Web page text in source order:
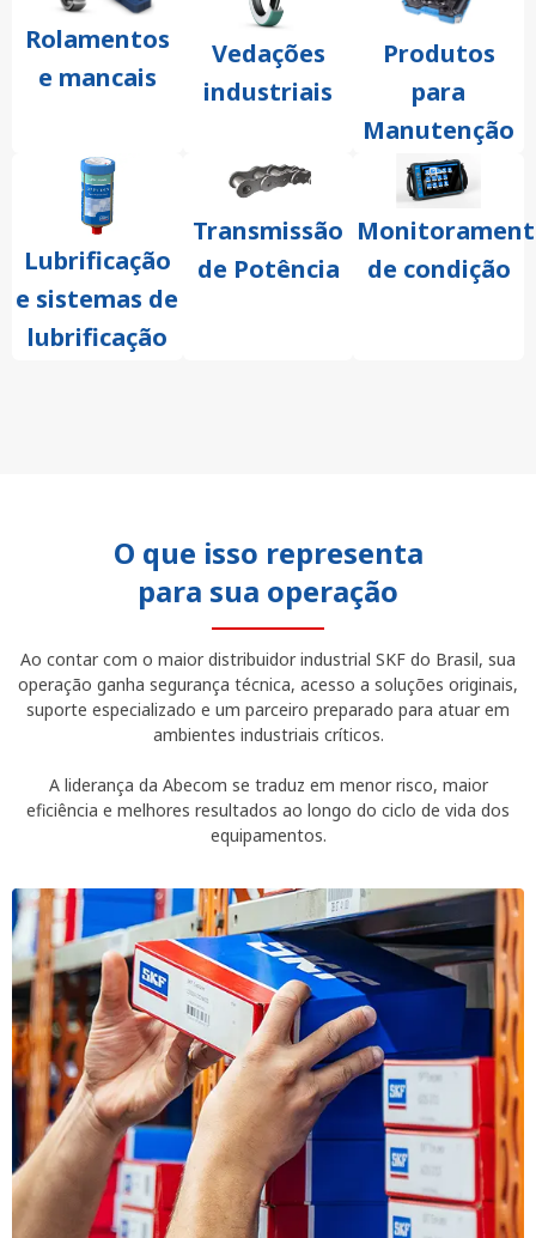
Rolamentos
e mancais
Vedações
industriais
Produtos
para
Manutenção
Lubrificação
e sistemas de
lubrificação
Transmissão
de Potência
de condição
O que isso representa
para sua operação
Ao contar com o maior distribuidor industrial SKF do Brasil, sua
operação ganha segurança técnica, acesso a soluções originais,
suporte especializado e um parceiro preparado para atuar em
ambientes industriais críticos.
A liderança da Abecom se traduz em menor risco, maior
eficiência e melhores resultados ao longo do ciclo de vida dos
equipamentos.